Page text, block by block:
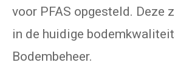
voor PFAS opgesteld. Deze
in de huidige
Bodembeheer.